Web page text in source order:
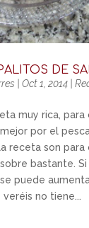
DE
Oct 1, 2014|
muy rica, para
por el
receta son para
bastante.
puede
no tiene...